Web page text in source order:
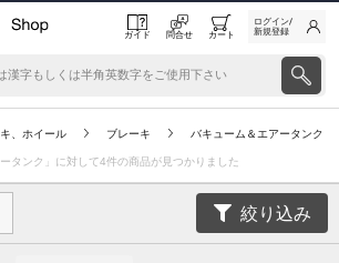
ガイド 問合せ カート
ログイン/
新規登録
、ホイール ブレーキ バキューム＆エアータンク
ータンク」に対して4件の商品が見つかりました
絞り込み